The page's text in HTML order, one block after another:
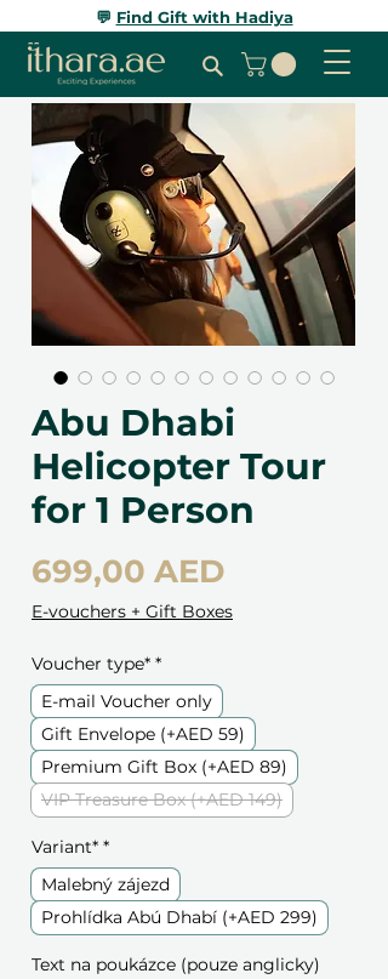
💬 Find Gift with Hadiya
Abu Dhabi
Helicopter Tour
for 1 Person
699,00 AEDCena
E-vouchers + Gift Boxes
Voucher type* *
E-mail Voucher only
Gift Envelope (+AED 59)
Premium Gift Box (+AED 89)
VIP Treasure Box (+AED 149)
Variant* *
Malebný zájezd
Prohlídka Abú Dhabí (+AED 299)
Text na poukázce (pouze anglicky)